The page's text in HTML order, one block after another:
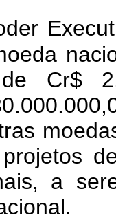
de Cr$
a